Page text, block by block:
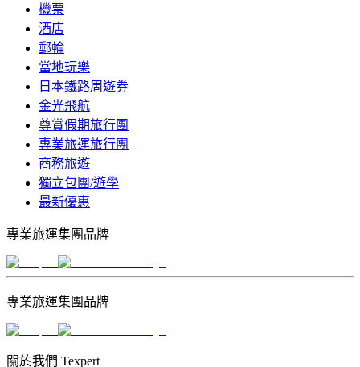
機票
酒店
郵輪
當地玩樂
日本鐵路周遊券
金光飛航
尊賞假期旅行團
專業旅運旅行團
商務旅遊
獨立包團/遊學
最新優惠
專業旅運集團品牌
專業旅運集團品牌
關於我們 Texpert